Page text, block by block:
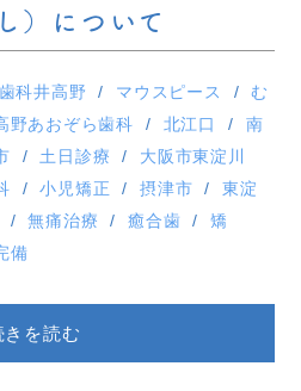
）について
科井高野 マウスピース
む
野あおぞら歯科 北江口
南
土日診療
大阪市東淀川
小児矯正 摂津市
東淀
無痛治療 癒合歯
矯
備
きを読む